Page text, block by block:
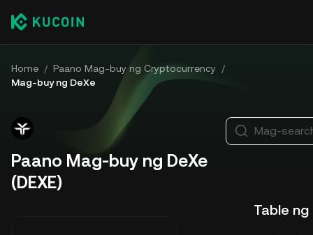
Home / Paano Mag-buy ng Cryptocurrency /
Mag-buy ng DeXe
Paano Mag-buy ng DeXe
(DEXE)
Mag-
Table